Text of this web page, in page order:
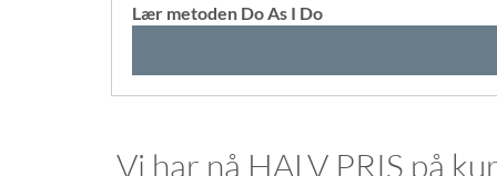
Lær metoden Do As I Do
Vi har nå HALV PRIS på